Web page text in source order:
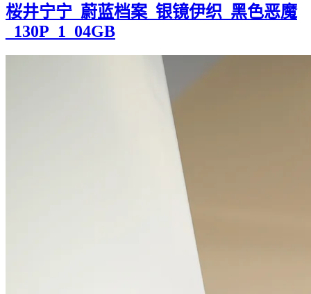
桜井宁宁_蔚蓝档案_银镜伊织_黑色恶魔
_130P_1_04GB